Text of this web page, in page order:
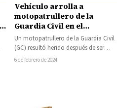
Vehículo arrolla a
motopatrullero de la
Guardia Civil en el
libramiento de Morelia
Un motopatrullero de la Guardia Civil
(GC) resultó herido después de ser
arrollado por un vehículo en el…
6 de febrero de 2024